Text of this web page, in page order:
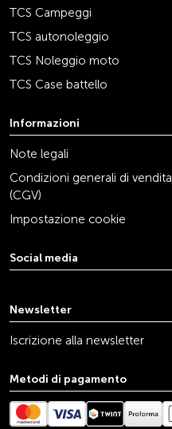
TCS Campeggi
TCS autonoleggio
TCS Noleggio moto
TCS Case battello
Informazioni
Note legali
Condizioni generali di vendita
(CGV)
Impostazione cookie
Social media
Newsletter
Iscrizione alla newsletter
Metodi di pagamento